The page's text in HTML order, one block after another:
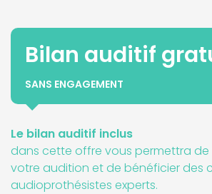
Bilan auditif
SANS ENGAGEMENT
Le bilan auditif inclus
dans cette offre vous permettra de
votre audition et de bénéficier des
audioprothésistes experts.